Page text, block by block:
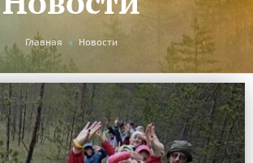
Главная » Новости